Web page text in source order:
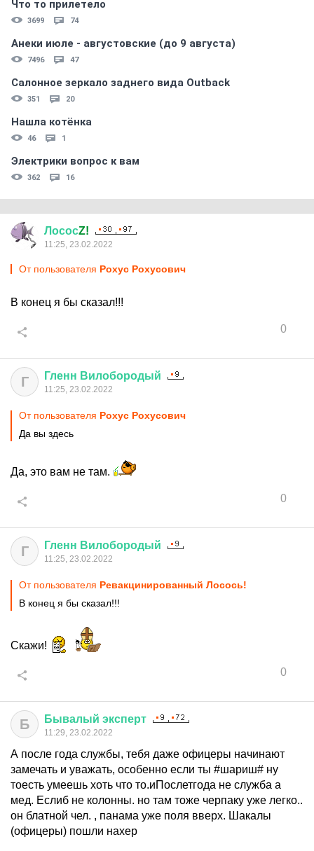
Что то прилетело
3699 74
Анеки июле - августовские (до 9 августа)
7496 47
Салонное зеркало заднего вида Outback
351 20
Нашла котёнка
46 1
Электрики вопрос к вам
362 16
ЛососZ!
11:25, 23.02.2022
От пользователя Рохус Рохусович
В конец я бы сказал!!!
0
Г Гленн Вилобородый
11:25, 23.02.2022
От пользователя Рохус Рохусович
Да вы здесь
Да, это вам не там.
0
Г Гленн Вилобородый
11:25, 23.02.2022
От пользователя Ревакцинированный Лосось!
В конец я бы сказал!!!
Скажи!
0
Б Бывалый эксперт
11:29, 23.02.2022
А после года службы, тебя даже офицеры начинают
замечать и уважать, особенно если ты #шариш# ну
тоесть умеешь хоть что то.иПослетгода не служба а
мед. Еслиб не колонны. но там тоже черпаку уже легко..
он блатной чел. , панама уже поля вверх. Шакалы
(офицеры) пошли нахер